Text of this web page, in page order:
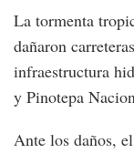
La tormenta
dañaron
infraestructura
y Pinotepa
Ante los daños,